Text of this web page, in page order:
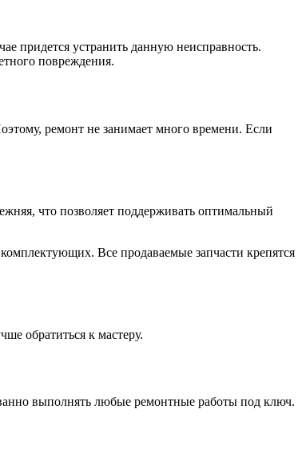
придется устранить данную неисправность.
повреждения.
ремонт не занимает много времени. Если
что позволяет поддерживать оптимальный
Все продаваемые запчасти крепятся
обратиться к мастеру.
выполнять любые ремонтные работы под ключ.